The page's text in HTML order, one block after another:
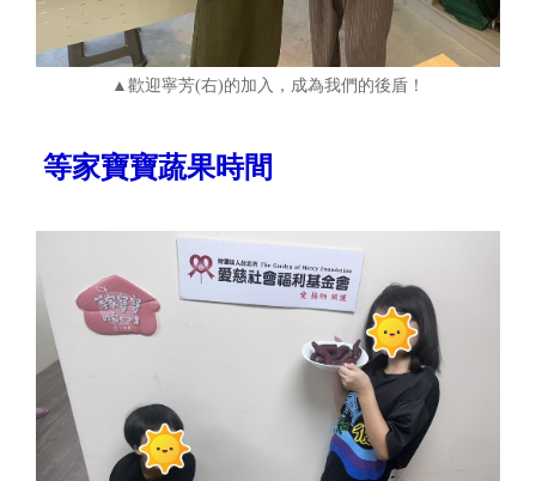
▲歡迎寧芳(右)的加入，成為我們的後盾！
等家寶寶蔬果時間